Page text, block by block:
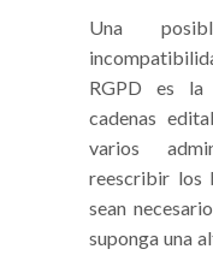
Una
RGPD es la
cadenas
varios
reescribir los
sean
suponga una